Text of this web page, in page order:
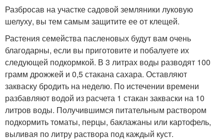
Разбросав на участке садовой земляники луковую
шелуху, вы тем самым защитите ее от клещей.
Растения семейства пасленовых будут вам очень
благодарны, если вы приготовите и побалуете их
следующей подкормкой. В 3 литрах воды разводят 100
грамм дрожжей и 0,5 стакана сахара. Оставляют
закваску бродить на неделю. По истечении времени
разбавляют водой из расчета 1 стакан закваски на 10
литров воды. Получившимся питательным раствором
подкормить томаты, перцы, баклажаны или картофель,
выливая по литру раствора под каждый куст.